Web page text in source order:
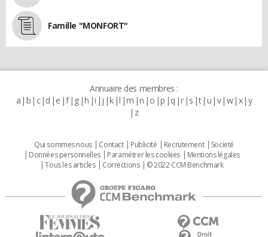
Famille "MONFORT"
Annuaire des membres :
a b c d e f g h i j k l m n o p q r s t u v w x y
z
Qui sommes nous Contact Publicité Recrutement
Societé
Données personnelles
Paramétrer les cookies
Mentions légales
Tous les articles
Corrections © 2022 CCM Benchmark